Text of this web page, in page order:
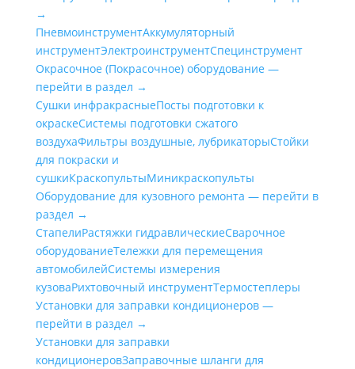
→
ПневмоинструментАккумуляторный
инструментЭлектроинструментСпецинструмент
Окрасочное (Покрасочное) оборудование —
перейти в раздел →
Сушки инфракрасныеПосты подготовки к
окраскеСистемы подготовки сжатого
воздухаФильтры воздушные, лубрикаторыСтойки
для покраски и
сушкиКраскопультыМиникраскопульты
Оборудование для кузовного ремонта — перейти в
раздел →
СтапелиРастяжки гидравлическиеСварочное
оборудованиеТележки для перемещения
автомобилейСистемы измерения
кузоваРихтовочный инструментТермостеплеры
Установки для заправки кондиционеров —
перейти в раздел →
Установки для заправки
кондиционеровЗаправочные шланги для